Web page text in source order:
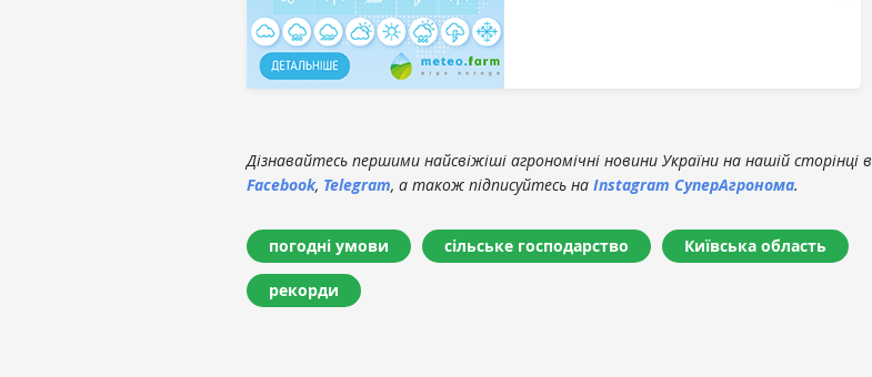
Дізнавайтесь першими найсвіжіші агрономічні новини України на нашій сторінці в
Facebook, Telegram, а також підписуйтесь на Instagram СуперАгронома.
погодні умови сільське господарство Київська область
рекорди